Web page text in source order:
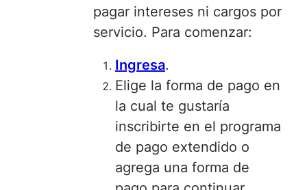
pagar intereses ni cargos por
servicio. Para comenzar:
Ingresa.
Elige la forma de pago en
la cual te gustaría
inscribirte en el programa
de pago extendido o
agrega una forma de